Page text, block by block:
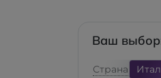
Ваш
Страна